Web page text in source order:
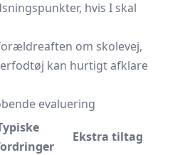
hvis I skal
om skolevej,
kan hurtigt afklare
evaluering
Ekstra tiltag